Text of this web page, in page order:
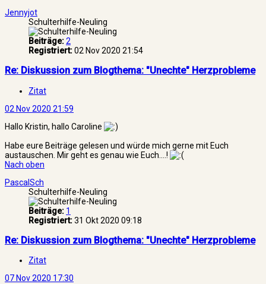
Jennyjot
Schulterhilfe-Neuling
Beiträge:2
Registriert:02 Nov 2020 21:54
Re: Diskussion zum Blogthema: "Unechte" Herzprobleme
Zitat
02 Nov 2020 21:59
Hallo Kristin, hallo Caroline
Habe eure Beiträge gelesen und würde mich gerne mit Euch
austauschen. Mir geht es genau wie Euch....!
Nach oben
PascalSch
Schulterhilfe-Neuling
Beiträge: 1
Registriert:31 Okt 2020 09:18
Re: Diskussion zum Blogthema: "Unechte" Herzprobleme
Zitat
07 Nov 2020 17:30